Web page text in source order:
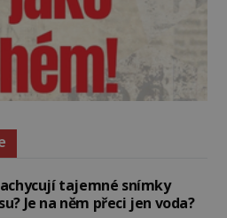
tajemné snímky
Je na něm přeci jen voda?